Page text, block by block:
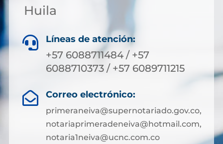
Huila
 Líneas de atención:
+57 6088711484 / +57
6088710373 / +57 6089711215
 Correo electrónico:
primeraneiva@supernotariado.gov.co,
notariaprimeradeneiva@hotmail.com,
notaria1neiva@ucnc.com.co